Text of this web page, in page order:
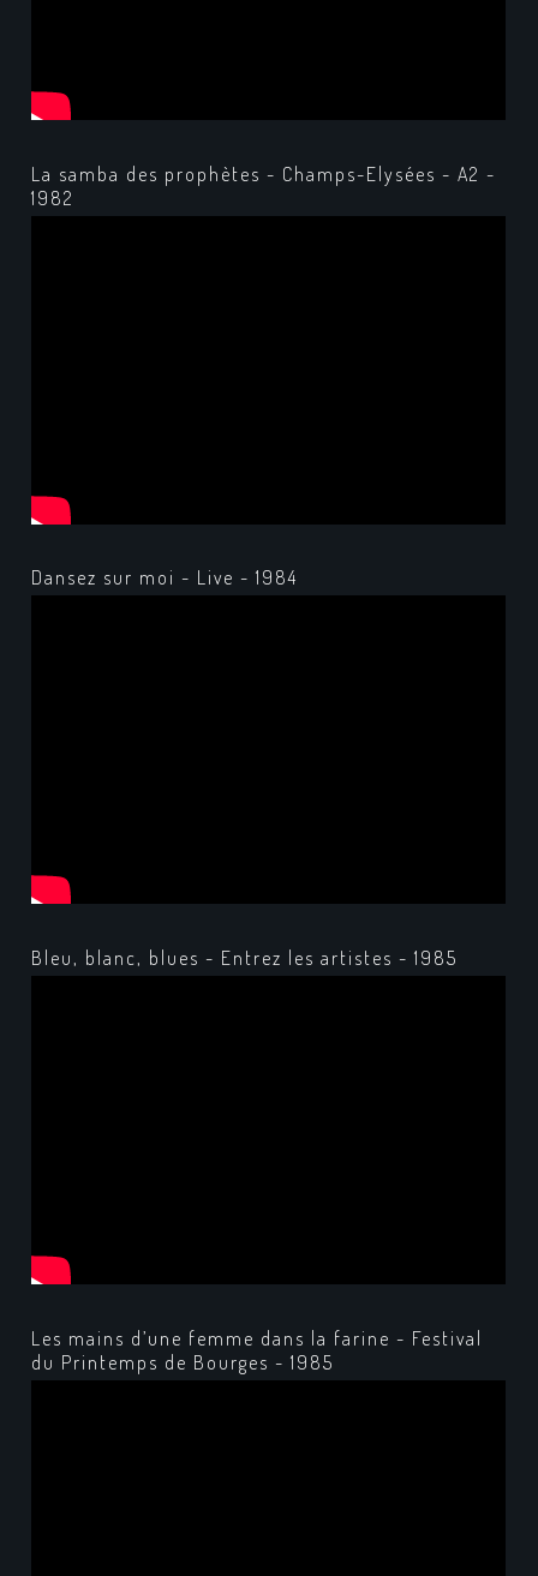
La samba des prophètes - Champs-Elysées - A2 -
1982
Dansez sur moi - Live - 1984
Bleu, blanc, blues - Entrez les artistes - 1985
Les mains d’une femme dans la farine - Festival
du Printemps de Bourges - 1985